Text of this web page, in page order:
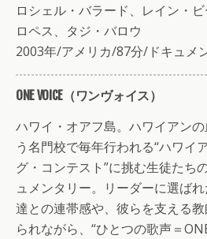
ロシェル・バラード、レイン・
ロペス、タジ・バロウ
2003年/アメリカ/87分/ドキュメ
ONE VOICE（ワンヴォイス）
ハワイ・オアフ島。ハワイアン
う名門校で毎年行われる“ハワイ
グ・コンテスト”に挑む生徒たち
ュメンタリー。リーダーに選ば
達との連帯感や、彼らを支える
られながら、“ひとつの歌声＝